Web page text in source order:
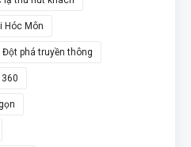
Hóc Môn
Đột phá truyền thông